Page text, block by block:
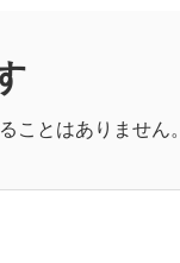
ことはありません。